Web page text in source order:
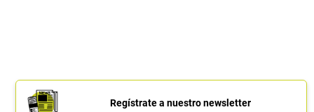
Regístrate a nuestro newsletter